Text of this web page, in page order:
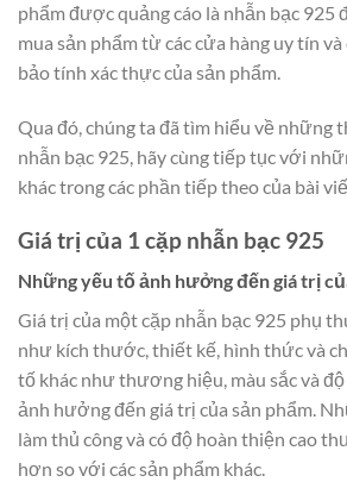
phẩm được quảng cáo là nhẫn bạc 925
mua sản phẩm từ các cửa hàng uy tín
bảo tính xác thực của sản phẩm.
Qua đó, chúng ta đã tìm hiểu về những
nhẫn bạc 925, hãy cùng tiếp tục với
khác trong các phần tiếp theo của bài
Giá trị của 1 cặp nhẫn bạc 925
Những yếu tố ảnh hưởng đến giá trị
Giá trị của một cặp nhẫn bạc 925 phụ
như kích thước, thiết kế, hình thức và
tố khác như thương hiệu, màu sắc và
ảnh hưởng đến giá trị của sản phẩm.
làm thủ công và có độ hoàn thiện cao
hơn so với các sản phẩm khác.